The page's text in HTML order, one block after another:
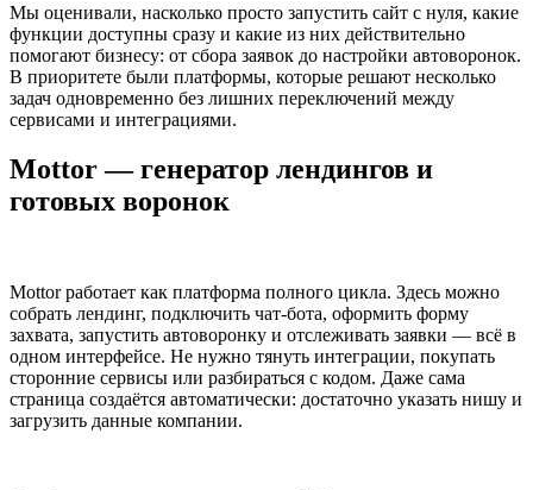
Мы оценивали, насколько просто запустить сайт с нуля, какие
функции доступны сразу и какие из них действительно
помогают бизнесу: от сбора заявок до настройки автоворонок.
В приоритете были платформы, которые решают несколько
задач одновременно без лишних переключений между
сервисами и интеграциями.
Mottor — генератор лендингов и
готовых воронок
Mottor работает как платформа полного цикла. Здесь можно
собрать лендинг, подключить чат‑бота, оформить форму
захвата, запустить автоворонку и отслеживать заявки — всё в
одном интерфейсе. Не нужно тянуть интеграции, покупать
сторонние сервисы или разбираться с кодом. Даже сама
страница создаётся автоматически: достаточно указать нишу и
загрузить данные компании.